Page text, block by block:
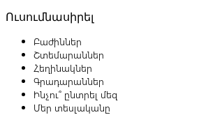
Ուսումնասիրել
Բաժիններ
Շտեմարաններ
Հեղինակներ
Գրադարաններ
Ինչու՞ ընտրել մեզ
Մեր տեսլականը